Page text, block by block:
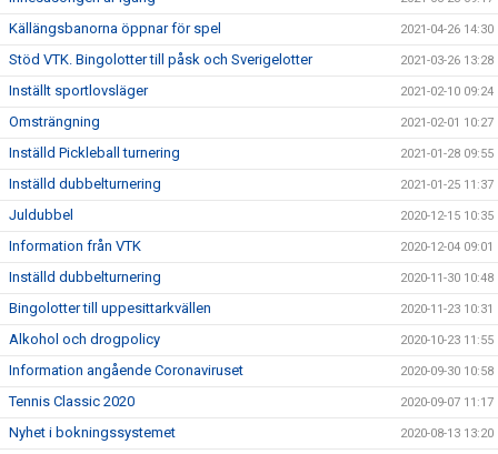
Källängsbanorna öppnar för spel 2021-04-26 14:30
Stöd VTK. Bingolotter till påsk och Sverigelotter 2021-03-26 13:28
Inställt sportlovsläger 2021-02-10 09:24
Omsträngning 2021-02-01 10:27
Inställd Pickleball turnering 2021-01-28 09:55
Inställd dubbelturnering 2021-01-25 11:37
Juldubbel 2020-12-15 10:35
Information från VTK 2020-12-04 09:01
Inställd dubbelturnering 2020-11-30 10:48
Bingolotter till uppesittarkvällen 2020-11-23 10:31
Alkohol och drogpolicy 2020-10-23 11:55
Information angående Coronaviruset 2020-09-30 10:58
Tennis Classic 2020 2020-09-07 11:17
Nyhet i bokningssystemet 2020-08-13 13:20